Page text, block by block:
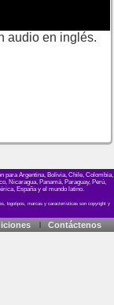
audio en inglés.
para Argentina, Bolivia, Chile, Colombia,
Nicaragua, Panamá, Paraguay, Perú,
España y el mundo latino.
Contáctenos